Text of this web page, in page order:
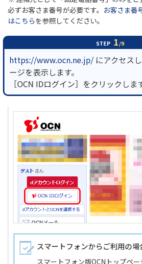
必ずお客さま番号が必要です。 お客さま番
はこちらを参照してください。
STEP 1/9
https://www.ocn.ne.jp/ にアクセス
ージを表示します。
［OCN IDログイン］をクリックしま
スマートフォンからご利用の場
スマートフォン版OCNトップペー